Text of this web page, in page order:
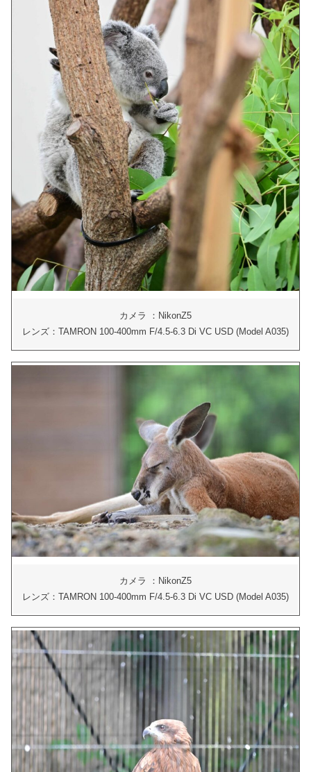
カメラ ：NikonZ5
レンズ：TAMRON 100-400mm F/4.5-6.3 Di VC USD (Model A035)
カメラ ：NikonZ5
レンズ：TAMRON 100-400mm F/4.5-6.3 Di VC USD (Model A035)